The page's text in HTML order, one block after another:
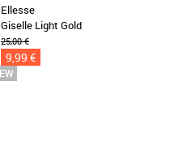
Ellesse
Giselle Light Gold
25,00 €
9,99 €